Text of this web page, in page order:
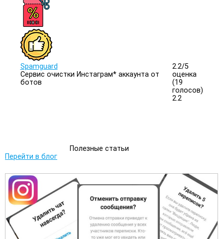
Spamguard
Сервис очистки Инстаграм* аккаунта от
ботов
2.2/5
оценка
(19
голосов)
2.2
Полезные статьи
Перейти в блог